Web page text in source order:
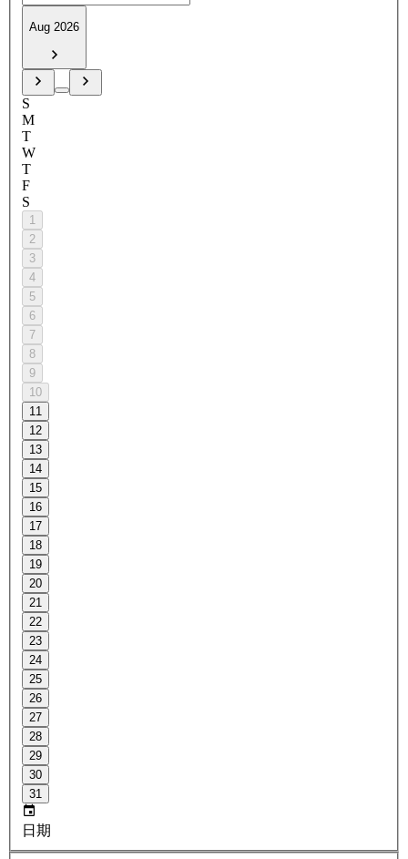
Aug 2026
S
M
T
W
T
F
S
1
2
3
4
5
6
7
8
9
10
11
12
13
14
15
16
17
18
19
20
21
22
23
24
25
26
27
28
29
30
31
日期